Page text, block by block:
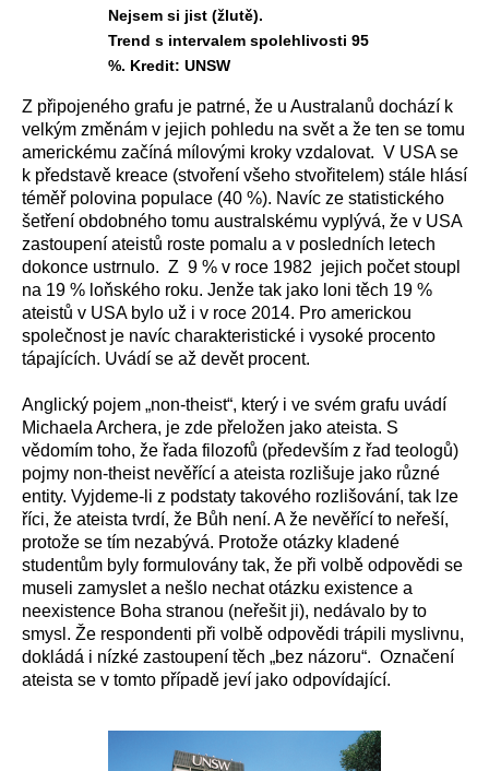
Nejsem si jist (žlutě).
Trend s intervalem spolehlivosti 95
%. Kredit: UNSW
Z připojeného grafu je patrné, že u Australanů dochází k
velkým změnám v jejich pohledu na svět a že ten se tomu
americkému začíná mílovými kroky vzdalovat. V USA se
k představě kreace (stvoření všeho stvořitelem) stále hlásí
téměř polovina populace (40 %). Navíc ze statistického
šetření obdobného tomu australskému vyplývá, že v USA
zastoupení ateistů roste pomalu a v posledních letech
dokonce ustrnulo. Z 9 % v roce 1982 jejich počet stoupl
na 19 % loňského roku. Jenže tak jako loni těch 19 %
ateistů v USA bylo už i v roce 2014. Pro americkou
společnost je navíc charakteristické i vysoké procento
tápajících. Uvádí se až devět procent.
Anglický pojem „non-theist“, který i ve svém grafu uvádí
Michaela Archera, je zde přeložen jako ateista. S
vědomím toho, že řada filozofů (především z řad teologů)
pojmy non-theist nevěřící a ateista rozlišuje jako různé
entity. Vyjdeme-li z podstaty takového rozlišování, tak lze
říci, že ateista tvrdí, že Bůh není. A že nevěřící to neřeší,
protože se tím nezabývá. Protože otázky kladené
studentům byly formulovány tak, že při volbě odpovědi se
museli zamyslet a nešlo nechat otázku existence a
neexistence Boha stranou (neřešit ji), nedávalo by to
smysl. Že respondenti při volbě odpovědi trápili myslivnu,
dokládá i nízké zastoupení těch „bez názoru“. Označení
ateista se v tomto případě jeví jako odpovídající.